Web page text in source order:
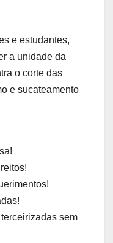
e estudantes,
a unidade da
o corte das
e sucateamento
sem